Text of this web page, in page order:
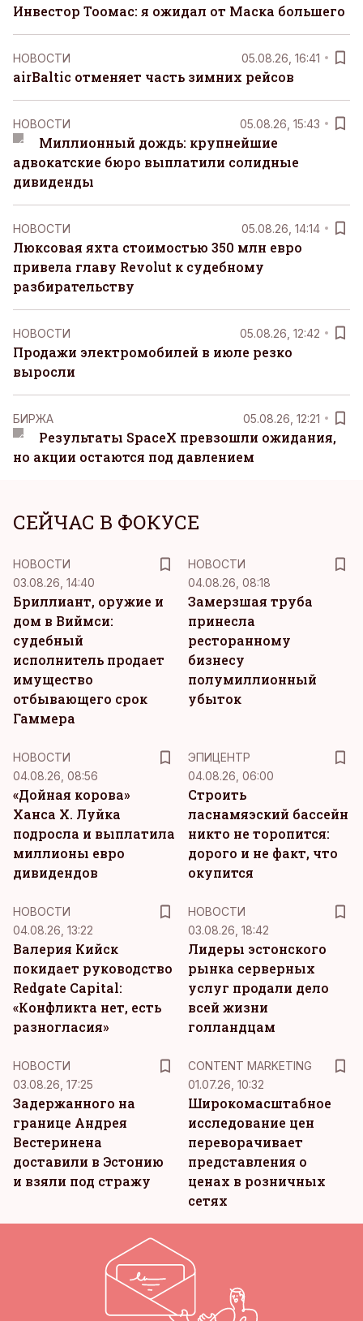
Инвестор Тоомас: я ожидал от Маска большего
НОВОСТИ 05.08.26, 16:41
airBaltic отменяет часть зимних рейсов
НОВОСТИ 05.08.26, 15:43
Миллионный дождь: крупнейшие
адвокатские бюро выплатили солидные
дивиденды
НОВОСТИ 05.08.26, 14:14
Люксовая яхта стоимостью 350 млн евро
привела главу Revolut к судебному
разбирательству
НОВОСТИ 05.08.26, 12:42
Продажи электромобилей в июле резко
выросли
БИРЖА 05.08.26, 12:21
Результаты SpaceX превзошли ожидания,
но акции остаются под давлением
СЕЙЧАС В ФОКУСЕ
НОВОСТИ
03.08.26, 14:40
Бриллиант, оружие и
дом в Виймси:
судебный
исполнитель продает
имущество
отбывающего срок
Гаммера
НОВОСТИ
04.08.26, 08:18
Замерзшая труба
принесла
ресторанному
бизнесу
полумиллионный
убыток
НОВОСТИ
04.08.26, 08:56
«Дойная корова»
Ханса Х. Луйка
подросла и выплатила
миллионы евро
дивидендов
ЭПИЦЕНТР
04.08.26, 06:00
Строить
ласнамяэский бассейн
никто не торопится:
дорого и не факт, что
окупится
НОВОСТИ
04.08.26, 13:22
Валерия Кийск
покидает руководство
Redgate Capital:
«Конфликта нет, есть
разногласия»
НОВОСТИ
03.08.26, 18:42
Лидеры эстонского
рынка серверных
услуг продали дело
всей жизни
голландцам
НОВОСТИ
03.08.26, 17:25
Задержанного на
границе Андрея
Вестеринена
доставили в Эстонию
и взяли под стражу
CONTENT MARKETING
01.07.26, 10:32
Широкомасштабное
исследование цен
переворачивает
представления о
ценах в розничных
сетях